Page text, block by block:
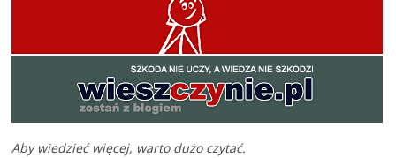
Aby wiedzieć więcej, warto dużo czytać.